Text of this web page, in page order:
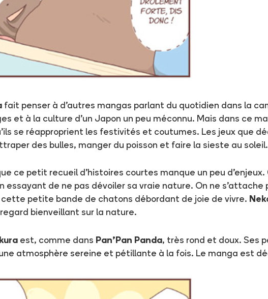
fait penser à d'autres mangas parlant du quotidien dans la
et à la culture d'un Japon un peu méconnu. Mais dans ce
se réapproprient les festivités et coutumes. Les jeux que
des bulles, manger du poisson et faire la sieste au soleil.
ce petit recueil d'histoires courtes manque un peu
essayant de ne pas dévoiler sa vraie nature. On ne
petite bande de chatons débordant de joie de vivre.
bienveillant sur la nature.
est, comme dans Pan'Pan Panda, très rond et doux. Ses
atmosphère sereine et pétillante à la fois. Le manga est